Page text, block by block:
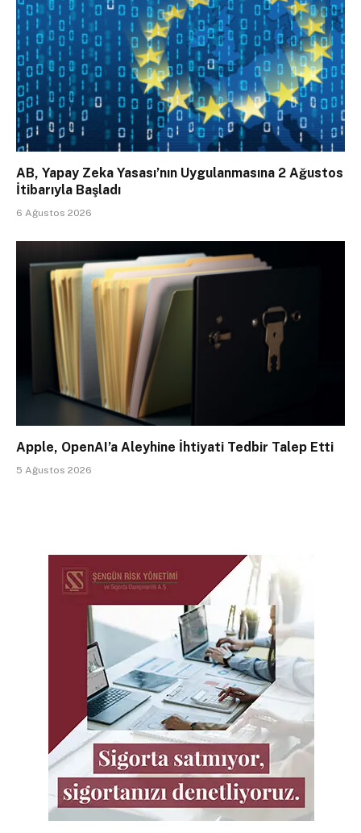
AB, Yapay Zeka Yasası’nın Uygulanmasına 2 Ağustos
İtibarıyla Başladı
6 Ağustos 2026
Apple, OpenAI’a Aleyhine İhtiyati Tedbir Talep Etti
5 Ağustos 2026